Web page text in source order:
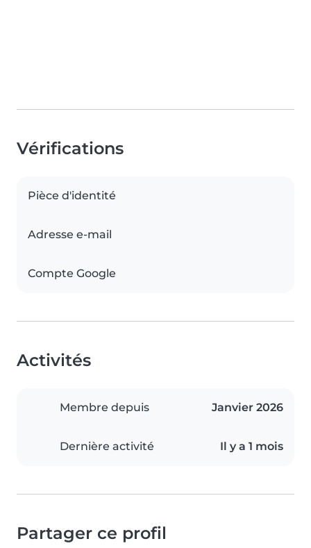
Vérifications
Pièce d'identité
Adresse e-mail
Compte Google
Activités
Membre depuis Janvier 2026
Dernière activité Il y a 1 mois
Partager ce profil